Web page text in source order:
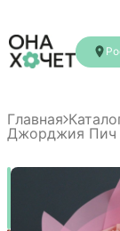
Главная
Джорджия Пич